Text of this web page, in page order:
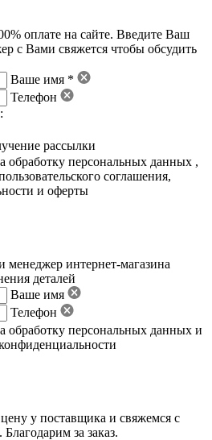
оплате на сайте. Введите Ваш
с Вами свяжется чтобы обсудить
Ваше имя *
Телефон
рассылки
обработку персональных данных ,
соглашения,
и оферты
менеджер интернет-магазина
деталей
Ваше имя
Телефон
обработку персональных данных и
у поставщика и свяжемся с
за заказ.